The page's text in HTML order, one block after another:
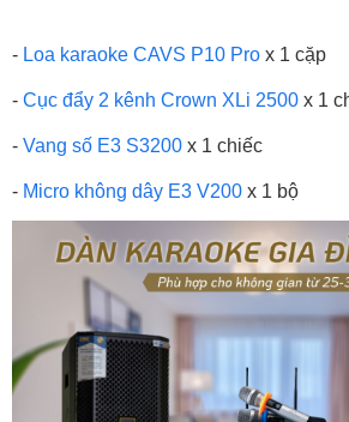
- Loa karaoke CAVS P10 Pro x 1 cặp
- Cục đẩy 2 kênh Crown XLi 2500 x 1
- Vang số E3 S3200 x 1 chiếc
- Micro không dây E3 V200 x 1 bộ